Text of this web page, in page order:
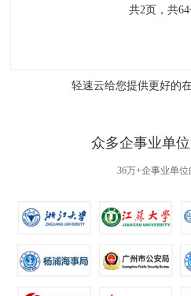
共2页，共64
轻速云给您提供更好的
众多企事业单
36万+企事业单